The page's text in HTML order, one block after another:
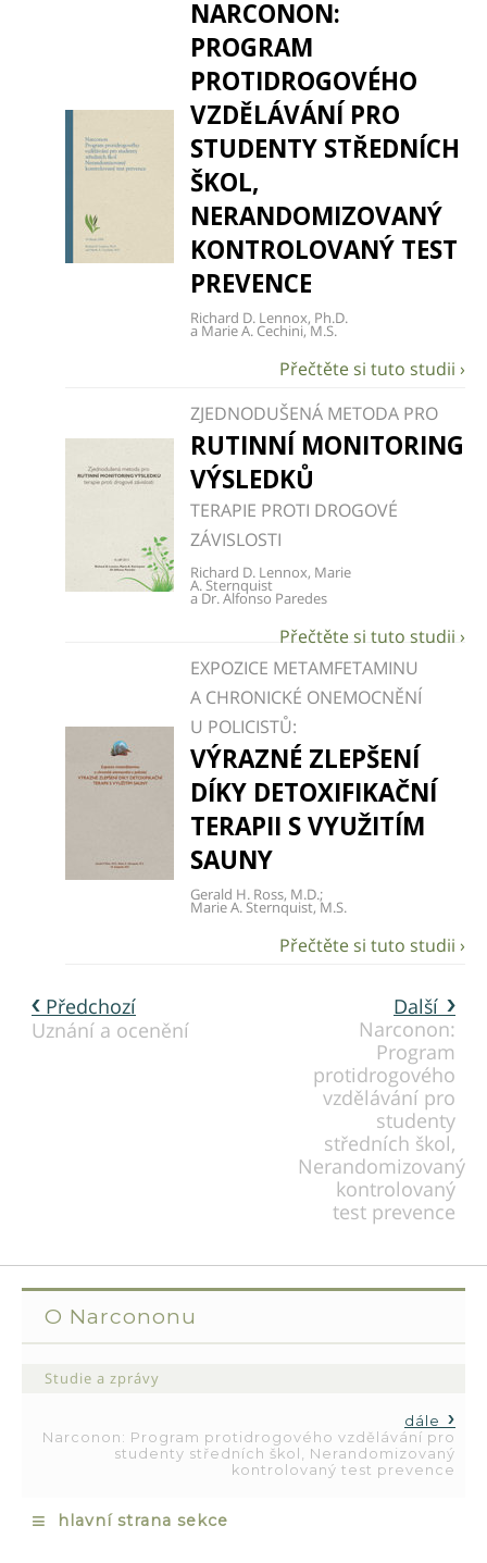
NARCONON:
PROGRAM
PROTIDROGOVÉHO
VZDĚLÁVÁNÍ PRO
STUDENTY STŘEDNÍCH
ŠKOL,
NERANDOMIZOVANÝ
KONTROLOVANÝ TEST
PREVENCE
Richard D. Lennox, Ph.D.
a Marie A. Cechini, M.S.
ZJEDNODUŠENÁ METODA PRO
RUTINNÍ MONITORING
VÝSLEDKŮ
TERAPIE PROTI DROGOVÉ
ZÁVISLOSTI
Richard D. Lennox, Marie
A. Sternquist
a Dr. Alfonso Paredes
EXPOZICE METAMFETAMINU
A CHRONICKÉ ONEMOCNĚNÍ
U POLICISTŮ:
VÝRAZNÉ ZLEPŠENÍ
DÍKY DETOXIFIKAČNÍ
TERAPII S VYUŽITÍM
SAUNY
Gerald H. Ross, M.D.;
Marie A. Sternquist, M.S.
Další
Narconon:
Program
protidrogového
vzdělávání pro
studenty
středních škol,
Nerandomizovaný
kontrolovaný
test prevence
Předchozí
Uznání a ocenění
O Narcononu
Studie a zprávy
dále
Narconon: Program protidrogového vzdělávání pro
studenty středních škol, Nerandomizovaný
kontrolovaný test prevence
≡ hlavní strana sekce